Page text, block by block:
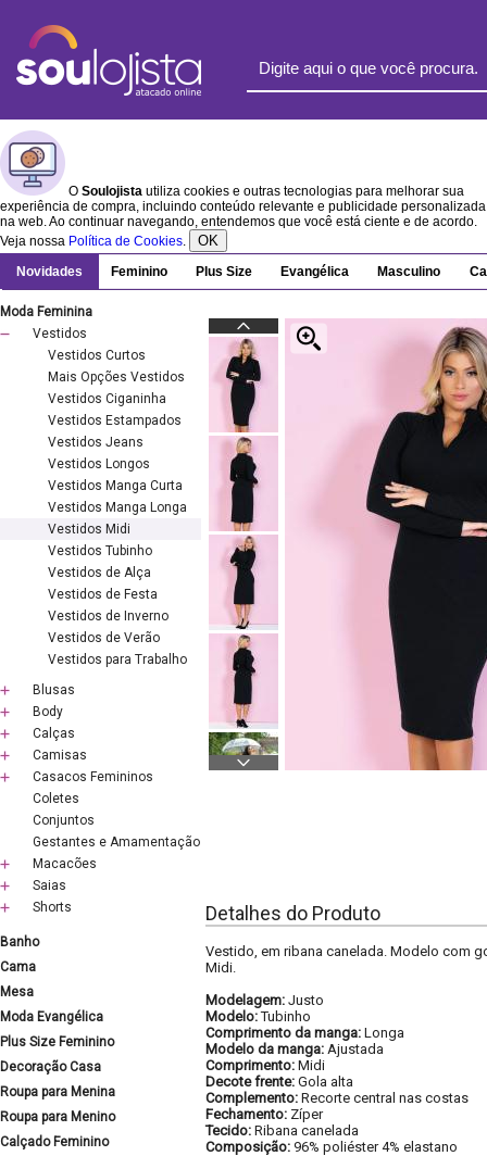
O Soulojista utiliza cookies e outras tecnologias para melhorar sua
experiência de compra, incluindo conteúdo relevante e publicidade personalizada
na web. Ao continuar navegando, entendemos que você está ciente e de acordo.
Veja nossa Política de Cookies. OK
Novidades Feminino Plus Size Evangélica Masculino
Moda Feminina
Vestidos
Vestidos Curtos
Mais Opções Vestidos
Vestidos Ciganinha
Vestidos Estampados
Vestidos Jeans
Vestidos Longos
Vestidos Manga Curta
Vestidos Manga Longa
Vestidos Midi
Vestidos Tubinho
Vestidos de Alça
Vestidos de Festa
Vestidos de Inverno
Vestidos de Verão
Vestidos para Trabalho
Blusas
Body
Calças
Camisas
Casacos Femininos
Coletes
Conjuntos
Gestantes e Amamentação
Macacões
Saias
Shorts
Banho
Cama
Mesa
Moda Evangélica
Plus Size Feminino
Decoração Casa
Roupa para Menina
Roupa para Menino
Calçado Feminino
Detalhes do Produto
Vestido, em ribana canelada. Modelo com
Midi.
Modelagem: Justo
Modelo:Tubinho
Comprimento da manga: Longa
Modelo da manga: Ajustada
Comprimento: Midi
Decote frente: Gola alta
Complemento: Recorte central nas costas
Fechamento: Zíper
Tecido: Ribana canelada
Composição: 96% poliéster 4% elastano